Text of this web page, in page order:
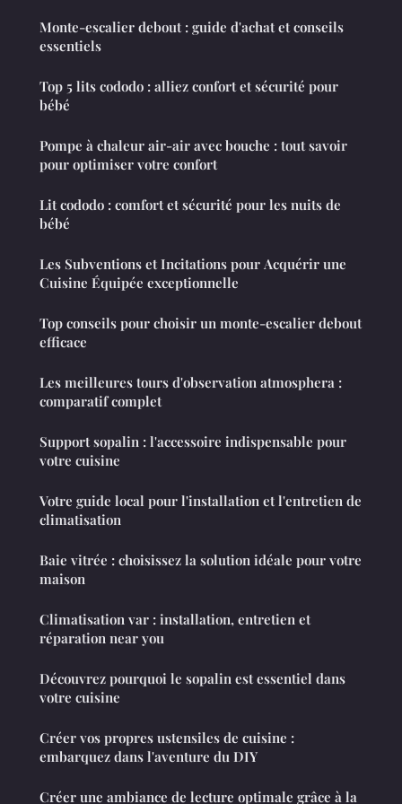
Monte-escalier debout : guide d'achat et conseils
essentiels
Top 5 lits cododo : alliez confort et sécurité pour
bébé
Pompe à chaleur air-air avec bouche : tout savoir
pour optimiser votre confort
Lit cododo : comfort et sécurité pour les nuits de
bébé
Les Subventions et Incitations pour Acquérir une
Cuisine Équipée exceptionnelle
Top conseils pour choisir un monte-escalier debout
efficace
Les meilleures tours d'observation atmosphera :
comparatif complet
Support sopalin : l'accessoire indispensable pour
votre cuisine
Votre guide local pour l'installation et l'entretien de
climatisation
Baie vitrée : choisissez la solution idéale pour votre
maison
Climatisation var : installation, entretien et
réparation near you
Découvrez pourquoi le sopalin est essentiel dans
votre cuisine
Créer vos propres ustensiles de cuisine :
embarquez dans l'aventure du DIY
Créer une ambiance de lecture optimale grâce à la